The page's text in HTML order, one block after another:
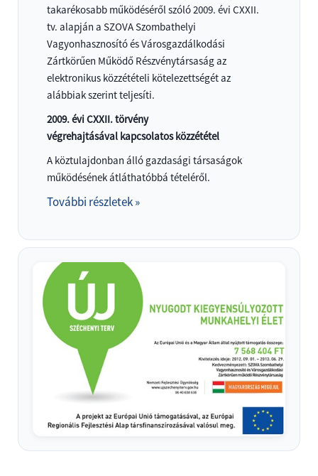
takarékosabb működéséről szóló 2009. évi CXXII.
tv. alapján a SZOVA Szombathelyi
Vagyonhasznosító és Városgazdálkodási
Zártkörűen Működő Részvénytársaság az
elektronikus közzétételi kötelezettségét az
alábbiak szerint teljesíti.
2009. évi CXXII. törvény
végrehajtásával kapcsolatos közzététel
A köztulajdonban álló gazdasági társaságok
működésének átláthatóbbá tételéről.
További részletek »